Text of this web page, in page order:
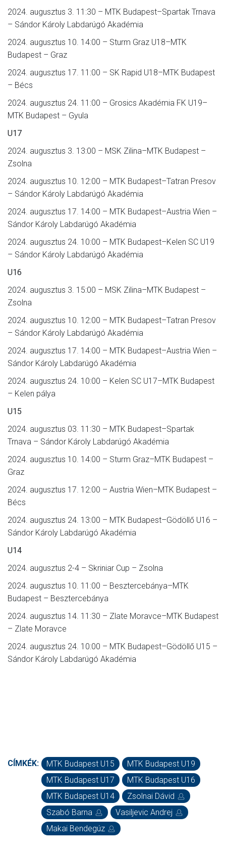
2024. augusztus 3. 11:30 – MTK Budapest–Spartak Trnava
– Sándor Károly Labdarúgó Akadémia
2024. augusztus 10. 14:00 – Sturm Graz U18–MTK
Budapest – Graz
2024. augusztus 17. 11:00 – SK Rapid U18–MTK Budapest
– Bécs
2024. augusztus 24. 11:00 – Grosics Akadémia FK U19–
MTK Budapest – Gyula
U17
2024. augusztus 3. 13:00 – MSK Zilina–MTK Budapest –
Zsolna
2024. augusztus 10. 12:00 – MTK Budapest–Tatran Presov
– Sándor Károly Labdarúgó Akadémia
2024. augusztus 17. 14:00 – MTK Budapest–Austria Wien –
Sándor Károly Labdarúgó Akadémia
2024. augusztus 24. 10:00 – MTK Budapest–Kelen SC U19
– Sándor Károly Labdarúgó Akadémia
U16
2024. augusztus 3. 15:00 – MSK Zilina–MTK Budapest –
Zsolna
2024. augusztus 10. 12:00 – MTK Budapest–Tatran Presov
– Sándor Károly Labdarúgó Akadémia
2024. augusztus 17. 14:00 – MTK Budapest–Austria Wien –
Sándor Károly Labdarúgó Akadémia
2024. augusztus 24. 10:00 – Kelen SC U17–MTK Budapest
– Kelen pálya
U15
2024. augusztus 03. 11:30 – MTK Budapest–Spartak
Trnava – Sándor Károly Labdarúgó Akadémia
2024. augusztus 10. 14:00 – Sturm Graz–MTK Budapest –
Graz
2024. augusztus 17. 12:00 – Austria Wien–MTK Budapest –
Bécs
2024. augusztus 24. 13:00 – MTK Budapest–Gödöllő U16 –
Sándor Károly Labdarúgó Akadémia
U14
2024. augusztus 2-4 – Skriniar Cup – Zsolna
2024. augusztus 10. 11:00 – Besztercebánya–MTK
Budapest – Besztercebánya
2024. augusztus 14. 11:30 – Zlate Moravce–MTK Budapest
– Zlate Moravce
2024. augusztus 24. 10:00 – MTK Budapest–Gödöllő U15 –
Sándor Károly Labdarúgó Akadémia
CÍMKÉK: MTK Budapest U15
MTK Budapest U19
MTK Budapest U17
MTK Budapest U16
MTK Budapest U14
Zsolnai Dávid
Szabó Barna
Vasiljevic Andrej
Makai Bendegúz